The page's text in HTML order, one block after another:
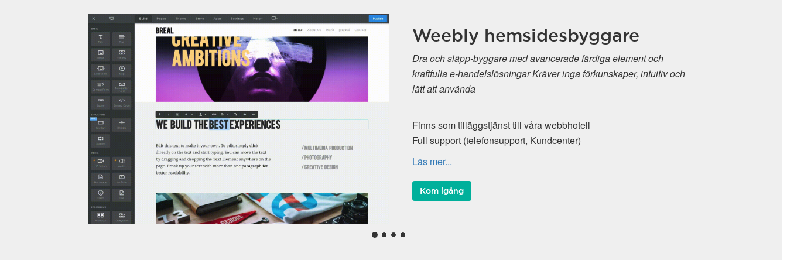
Weebly hemsidesbyggare
Dra och släpp-byggare med avancerade färdiga element och
kraftfulla e-handelslösningar Kräver inga förkunskaper, intuitiv och
lätt att använda
Finns som tilläggstjänst till våra webbhotell
Full support (telefonsupport, Kundcenter)
Läs mer...
Kom igång